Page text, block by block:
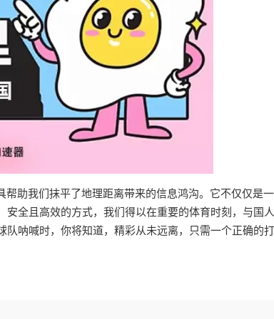
助我们抹平了地理距离带来的信息鸿沟。它不仅仅是
全且高效的方式，我们得以在重要的体育时刻，与国
呐喊时，你将知道，精彩从未远离，只需一个正确的